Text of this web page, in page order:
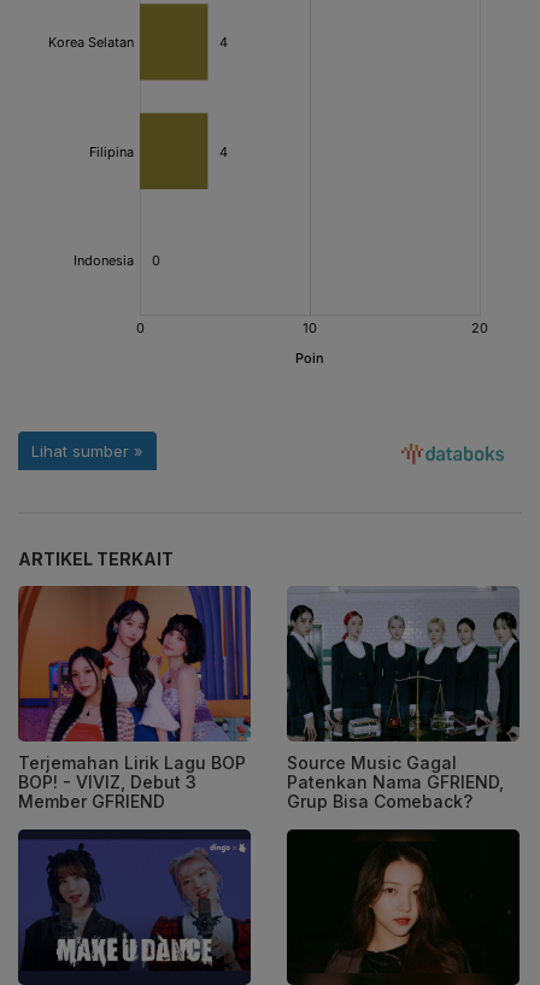
ARTIKEL TERKAIT
Terjemahan Lirik Lagu BOP
BOP! - VIVIZ, Debut 3
Member GFRIEND
Source Music Gagal
Patenkan Nama GFRIEND,
Grup Bisa Comeback?